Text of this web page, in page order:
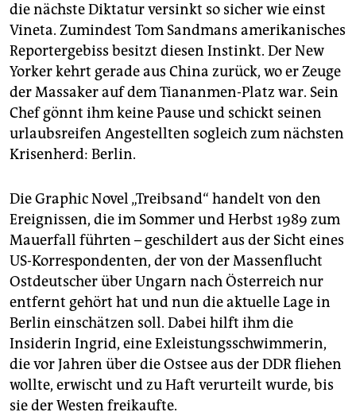
genossenschaft
epaper login
die nächste Diktatur versinkt so sicher wie einst
Vineta. Zumindest Tom Sandmans amerikanisches
Reportergebiss besitzt diesen Instinkt. Der New
Yorker kehrt gerade aus China zurück, wo er Zeuge
der Massaker auf dem Tiananmen-Platz war. Sein
Chef gönnt ihm keine Pause und schickt seinen
urlaubsreifen Angestellten sogleich zum nächsten
Krisenherd: Berlin.
Die Graphic Novel „Treibsand“ handelt von den
Ereignissen, die im Sommer und Herbst 1989 zum
Mauerfall führten – geschildert aus der Sicht eines
US-Korrespondenten, der von der Massenflucht
Ostdeutscher über Ungarn nach Österreich nur
entfernt gehört hat und nun die aktuelle Lage in
Berlin einschätzen soll. Dabei hilft ihm die
Insiderin Ingrid, eine Exleistungsschwimmerin,
die vor Jahren über die Ostsee aus der DDR fliehen
wollte, erwischt und zu Haft verurteilt wurde, bis
sie der Westen freikaufte.